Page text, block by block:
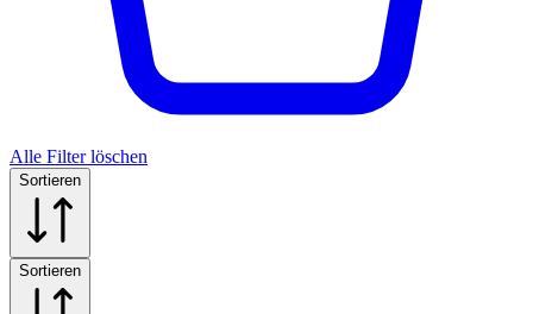
Alle Filter löschen
Sortieren
Sortieren